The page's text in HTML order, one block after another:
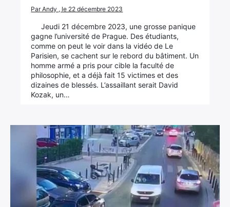
Par Andy , le 22 décembre 2023
Jeudi 21 décembre 2023, une grosse panique
gagne l’université de Prague. Des étudiants,
comme on peut le voir dans la vidéo de Le
Parisien, se cachent sur le rebord du bâtiment. Un
homme armé a pris pour cible la faculté de
philosophie, et a déjà fait 15 victimes et des
dizaines de blessés. L’assaillant serait David
Kozak, un…